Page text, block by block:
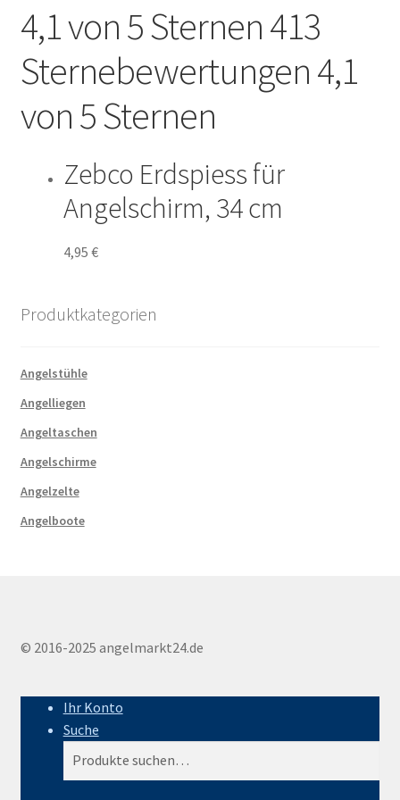
Angelreisen
Angelvideos
Datenschutz
Impressum
Kontakt
4,1 von 5 Sternen 413
Sternebewertungen 4,1
von 5 Sternen
Zebco Erdspiess für
Angelschirm, 34 cm
4,95 €
Produktkategorien
Angelstühle
Angelliegen
Angeltaschen
Angelschirme
Angelzelte
Angelboote
© 2016-2025 angelmarkt24.de
Ihr Konto
Suche